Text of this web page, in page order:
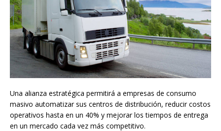
Una alianza estratégica permitirá a empresas de consumo
masivo automatizar sus centros de distribución, reducir costos
operativos hasta en un 40% y mejorar los tiempos de entrega
en un mercado cada vez más competitivo.